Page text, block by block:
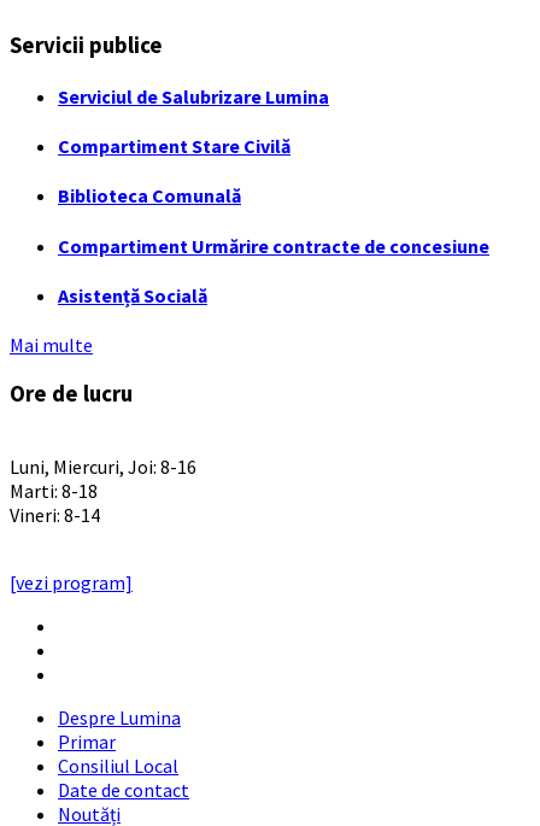
Servicii publice
Serviciul de Salubrizare Lumina
Compartiment Stare Civilă
Biblioteca Comunală
Compartiment Urmărire contracte de concesiune
Asistență Socială
Mai multe
Ore de lucru
Luni, Miercuri, Joi: 8-16
Marti: 8-18
Vineri: 8-14
[vezi program]
Despre Lumina
Primar
Consiliul Local
Date de contact
Noutăți